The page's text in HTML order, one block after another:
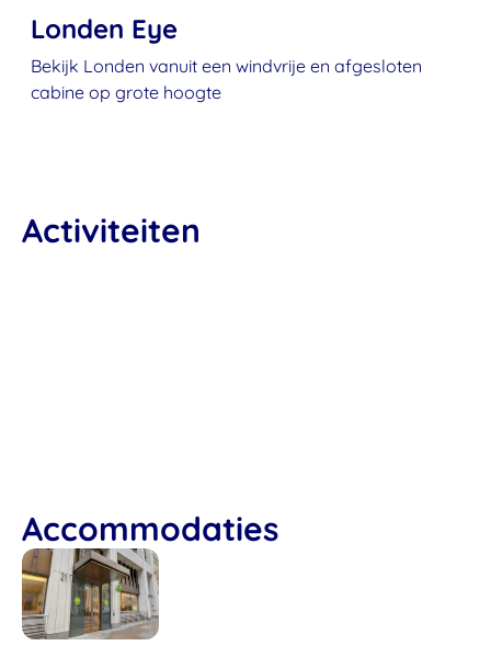
Londen Eye
Bekijk Londen vanuit een windvrije en afgesloten
cabine op grote hoogte
Activiteiten
Accommodaties